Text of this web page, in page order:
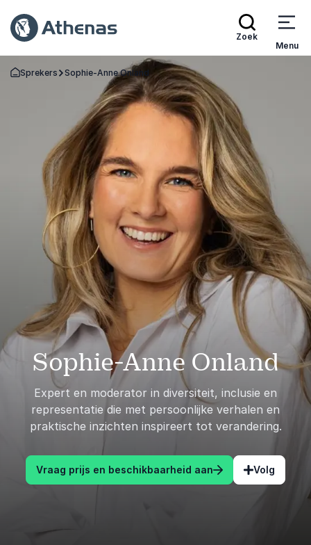
Zoek
Menu
Terug naar de startpagina
Sprekers Sophie-Anne Onland
Sophie-Anne Onland
Expert en moderator in diversiteit, inclusie en
representatie die met persoonlijke verhalen en
praktische inzichten inspireert tot verandering.
Vraag prijs en beschikbaarheid aan Volg